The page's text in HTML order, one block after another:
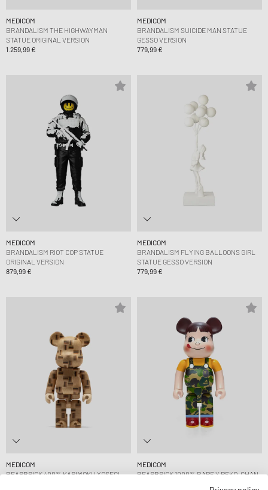
MEDICOM
BRANDALISM THE HIGHWAYMAN
STATUE ORIGINAL VERSION
1.259,99 €
MEDICOM
BRANDALISM SUICIDE MAN STATUE
GESSO VERSION
779,99 €
MEDICOM
BRANDALISM RIOT COP STATUE
ORIGINAL VERSION
879,99 €
MEDICOM
BRANDALISM FLYING BALLOONS GIRL
STATUE GESSO VERSION
779,99 €
MEDICOM
BEARBRICK 400% KARIMOKU YOSEGI
MEDICOM
BEARBRICK 1000% BAPE X PEKO-CHAN